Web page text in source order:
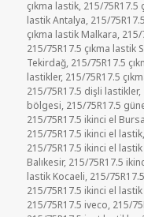
çıkma lastik, 215/75R17.5
lastik Antalya, 215/
çıkma lastik Malkara, 215/
215/75R17.5 çıkma lastik
Tekirdağ, 215/75R17.5
lastikler, 215/75R17.5
215/75R17.5 dişli lastikler,
bölgesi, 215/75R17.5
215/75R17.5 ikinci el Bursa
215/75R17.5 ikinci el lastik,
215/75R17.5 ikinci el
Balıkesir, 215/75R17.5
lastik Kocaeli, 215/
215/75R17.5 ikinci el
215/75R17.5 iveco, 215/